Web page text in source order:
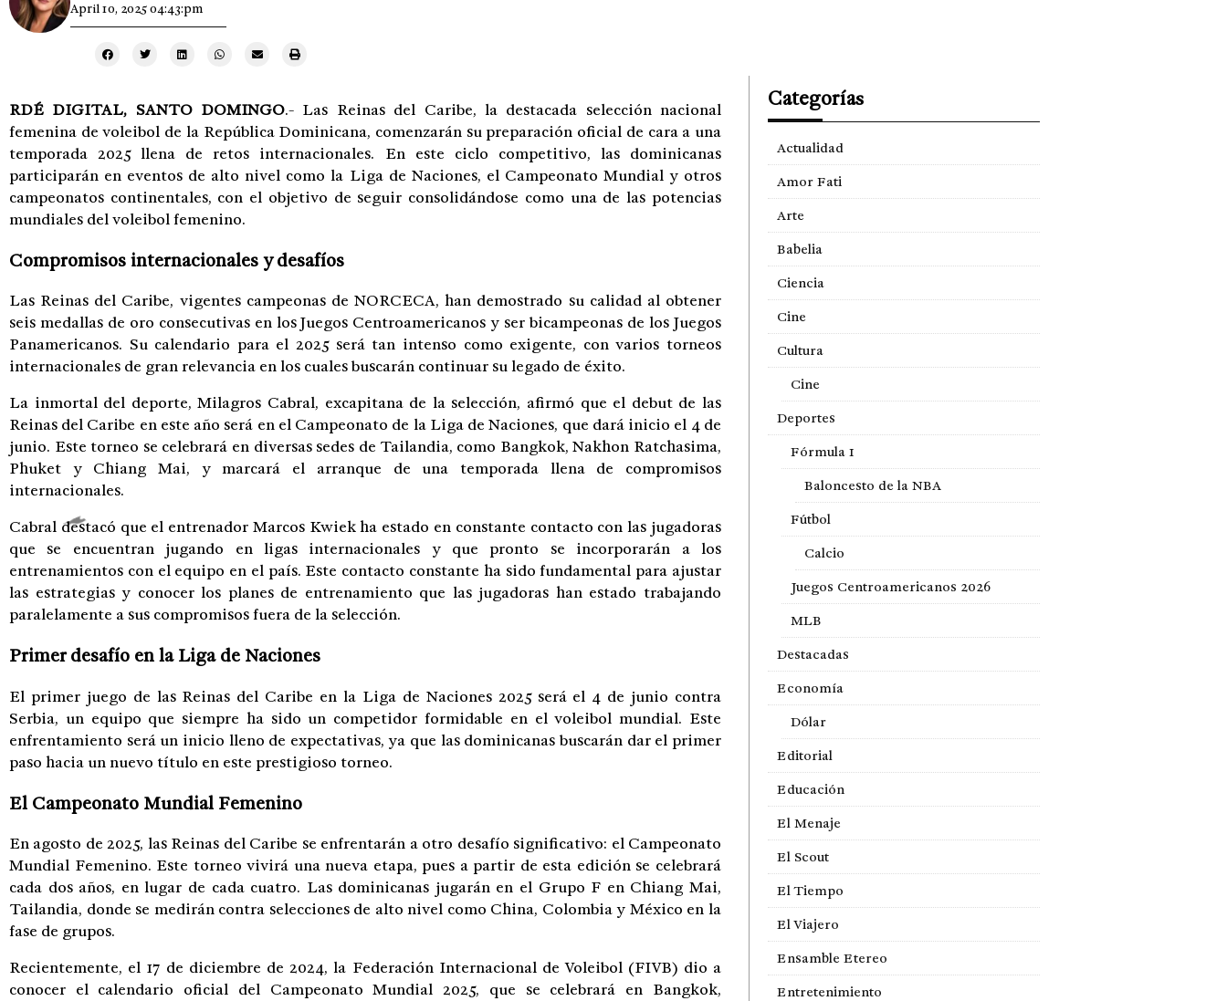
April 10, 2025 04:43:pm
RDÉ DIGITAL, SANTO DOMINGO.- Las Reinas del Caribe, la destacada selección nacional
femenina de voleibol de la República Dominicana, comenzarán su preparación oficial de cara a una
temporada 2025 llena de retos internacionales. En este ciclo competitivo, las dominicanas
participarán en eventos de alto nivel como la Liga de Naciones, el Campeonato Mundial y otros
campeonatos continentales, con el objetivo de seguir consolidándose como una de las potencias
mundiales del voleibol femenino.
Compromisos internacionales y desafíos
Las Reinas del Caribe, vigentes campeonas de NORCECA, han demostrado su calidad al obtener
seis medallas de oro consecutivas en los Juegos Centroamericanos y ser bicampeonas de los Juegos
Panamericanos. Su calendario para el 2025 será tan intenso como exigente, con varios torneos
internacionales de gran relevancia en los cuales buscarán continuar su legado de éxito.
La inmortal del deporte, Milagros Cabral, excapitana de la selección, afirmó que el debut de las
Reinas del Caribe en este año será en el Campeonato de la Liga de Naciones, que dará inicio el 4 de
junio. Este torneo se celebrará en diversas sedes de Tailandia, como Bangkok, Nakhon Ratchasima,
Phuket y Chiang Mai, y marcará el arranque de una temporada llena de compromisos
internacionales.
Cabral destacó que el entrenador Marcos Kwiek ha estado en constante contacto con las jugadoras
que se encuentran jugando en ligas internacionales y que pronto se incorporarán a los
entrenamientos con el equipo en el país. Este contacto constante ha sido fundamental para ajustar
las estrategias y conocer los planes de entrenamiento que las jugadoras han estado trabajando
paralelamente a sus compromisos fuera de la selección.
Primer desafío en la Liga de Naciones
El primer juego de las Reinas del Caribe en la Liga de Naciones 2025 será el 4 de junio contra
Serbia, un equipo que siempre ha sido un competidor formidable en el voleibol mundial. Este
enfrentamiento será un inicio lleno de expectativas, ya que las dominicanas buscarán dar el primer
paso hacia un nuevo título en este prestigioso torneo.
El Campeonato Mundial Femenino
En agosto de 2025, las Reinas del Caribe se enfrentarán a otro desafío significativo: el Campeonato
Mundial Femenino. Este torneo vivirá una nueva etapa, pues a partir de esta edición se celebrará
cada dos años, en lugar de cada cuatro. Las dominicanas jugarán en el Grupo F en Chiang Mai,
Tailandia, donde se medirán contra selecciones de alto nivel como China, Colombia y México en la
fase de grupos.
Recientemente, el 17 de diciembre de 2024, la Federación Internacional de Voleibol (FIVB) dio a
conocer el calendario oficial del Campeonato Mundial 2025, que se celebrará en Bangkok,
Categorías
Actualidad
Amor Fati
Arte
Babelia
Ciencia
Cine
Cultura
Cine
Deportes
Fórmula 1
Baloncesto de la NBA
Fútbol
Calcio
Juegos Centroamericanos 2026
MLB
Destacadas
Economía
Dólar
Editorial
Educación
El Menaje
El Scout
El Tiempo
El Viajero
Ensamble Etereo
Entretenimiento